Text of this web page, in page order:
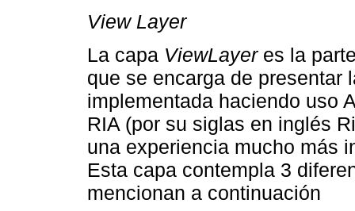
View Layer
La capa ViewLayer es la
que se encarga de presentar
implementada haciendo uso
RIA (por su siglas en inglés
una experiencia mucho más
Esta capa contempla 3
mencionan a continuación